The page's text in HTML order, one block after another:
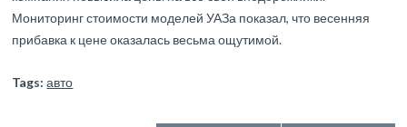
Мониторинг стоимости моделей УАЗа показал, что весенняя
прибавка к цене оказалась весьма ощутимой.
Tags: авто